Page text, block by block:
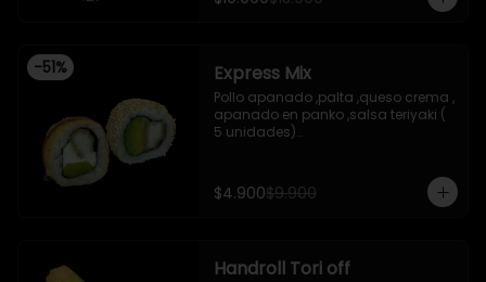
Kanikama , queso crema ,
-51% Express Mix
Pollo apanado ,palta ,queso crema ,
apanado en panko ,salsa teriyaki (
5 unidades)
incluye 1 salsa de soya de 15 ml
$4.900$9.900
Handroll Tori off